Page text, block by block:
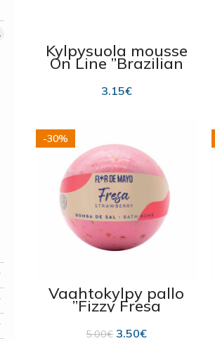
Kylpysuola mousse
On Line ”Brazilian
vibes” 480g
3.15€
-30%
Vaahtokylpy pallo
”Fizzy Fresa
Strawberry” 200g
5.00€ 3.50€